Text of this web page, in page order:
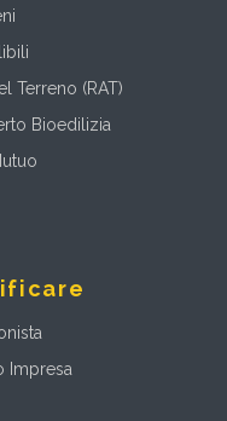
Terreno (RAT)
Bioedilizia
Impresa